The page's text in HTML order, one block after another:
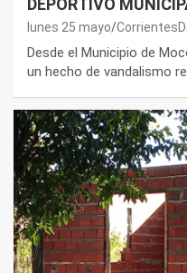
lunes 25 mayo
Desde el Municipio de
un hecho de vandalismo